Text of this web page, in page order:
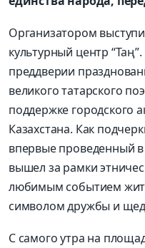
Организатором
культурный центр “Таң
преддверии
великого татарского
поддержке городского
Казахстана. Как
впервые проведенный в
вышел за рамки
любимым событием
символом дружбы и
С самого утра на